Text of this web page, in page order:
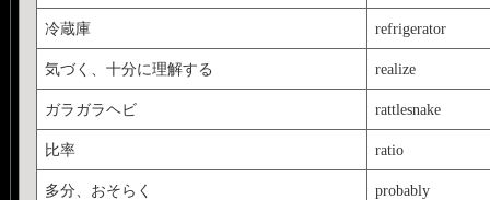
冷蔵庫 refrigerator
気づく、十分に理解する realize
ガラガラヘビ rattlesnake
比率 ratio
多分、おそらく probably